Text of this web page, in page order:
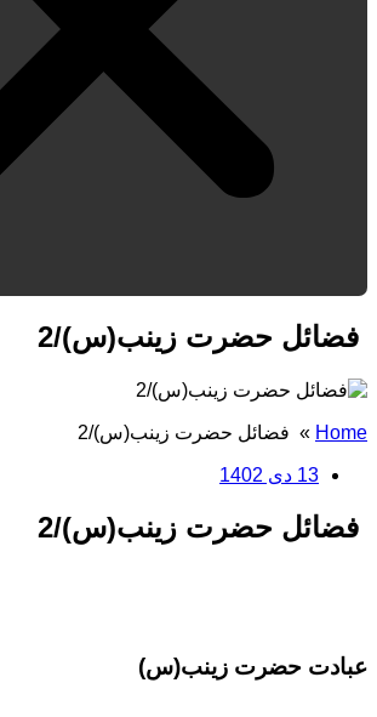
فضائل حضرت زینب(س)/2
Home
» فضائل حضرت زینب(س)/2
13 دی 1402
فضائل حضرت زینب(س)/2
عبادت حضرت زینب(س)